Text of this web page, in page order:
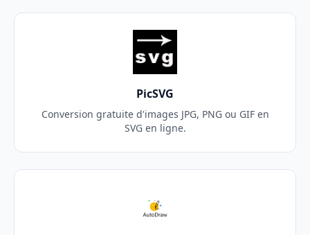
PicSVG
Conversion gratuite d'images JPG, PNG ou GIF en
SVG en ligne.